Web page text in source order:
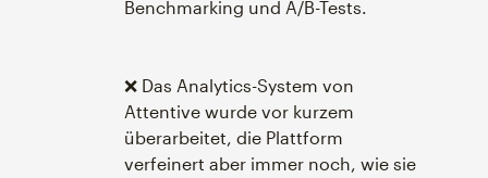
Benchmarking und A/B-Tests.
❌ Das Analytics-System von
Attentive wurde vor kurzem
überarbeitet, die Plattform
verfeinert aber immer noch, wie sie